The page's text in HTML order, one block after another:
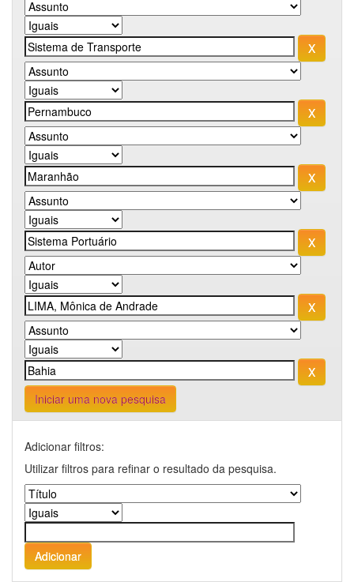
Iniciar uma nova pesquisa
Adicionar filtros:
Utilizar filtros para refinar o resultado da pesquisa.